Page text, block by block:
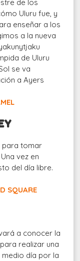
de los
Uluru fue, y
enseñar a los
a la nueva
de Uluru
se va
a Ayers
para tomar
vez en
del día libre.
SQUARE
a conocer la
realizar una
día por la